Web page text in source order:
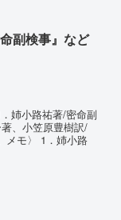
副検事』など
姉小路祐著/密命副
、小笠原豊樹訳/
メモ〉 1．姉小路